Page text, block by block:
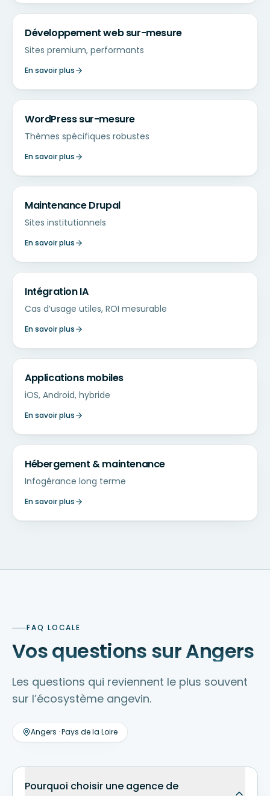
Développement web sur-mesure
Sites premium, performants
En savoir plus
WordPress sur-mesure
Thèmes spécifiques robustes
En savoir plus
Maintenance Drupal
Sites institutionnels
En savoir plus
Intégration IA
Cas d’usage utiles, ROI mesurable
En savoir plus
Applications mobiles
iOS, Android, hybride
En savoir plus
Hébergement & maintenance
Infogérance long terme
En savoir plus
FAQ LOCALE
Vos questions sur Angers
Les questions qui reviennent le plus souvent
sur l’écosystème angevin.
Angers ·Pays de la Loire
Pourquoi choisir une agence de